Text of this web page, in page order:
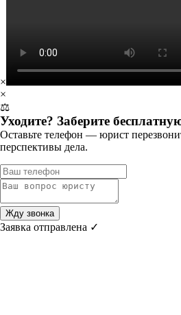
×
×
⚖️
Уходите? Заберите
Оставьте телефон — юрист
перспективы дела.
Жду звонка
Заявка отправлена ✓